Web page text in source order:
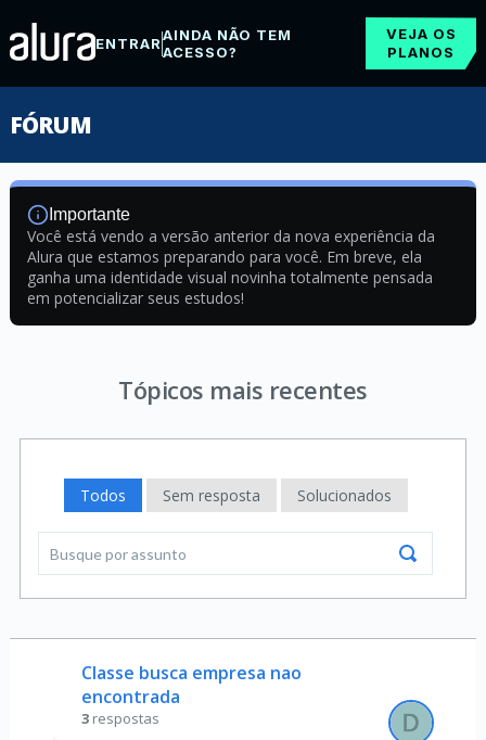
ENTRARAINDA NÃO TEM
ACESSO?
VEJA OS
PLANOS
FÓRUM
Importante
Você está vendo a versão anterior da nova experiência da
Alura que estamos preparando para você. Em breve, ela
ganha uma identidade visual novinha totalmente pensada
em potencializar seus estudos!
Tópicos mais recentes
Todos Sem resposta Solucionados
Classe busca empresa nao
encontrada
3 respostas